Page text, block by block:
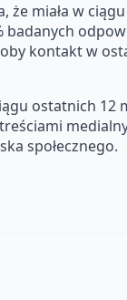
że miała w
kontakt w
ostatnich 12
społecznego.